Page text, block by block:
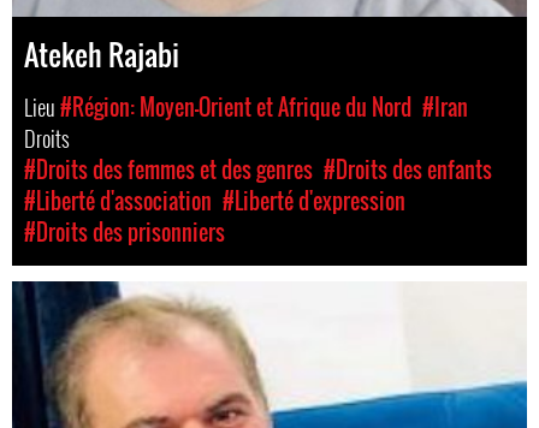
Atekeh Rajabi
Lieu#Région: Moyen-Orient et Afrique du Nord #Iran
Droits
#Droits des femmes et des genres #Droits des enfants
#Liberté d'association #Liberté d'expression
#Droits des prisonniers